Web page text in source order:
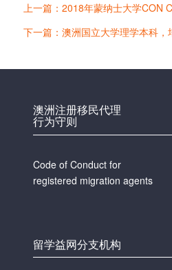
上一篇：2018年蒙纳士大学CON
下一篇：澳洲国立大学理学本科，
澳洲注册移民代理
行为守则
Code of Conduct for
registered migration agents
留学益网分支机构